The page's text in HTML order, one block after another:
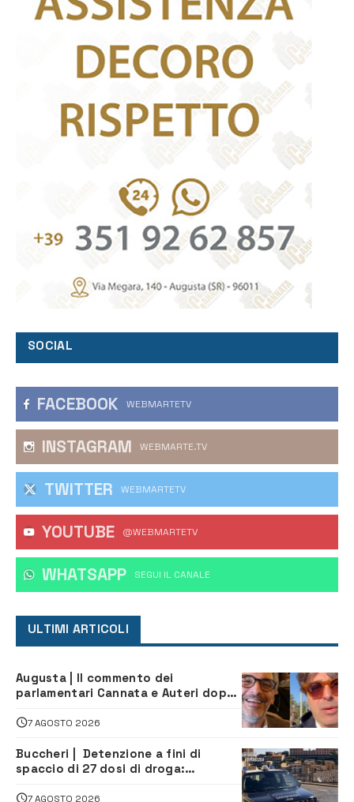
SOCIAL
FACEBOOK WEBMARTETV
INSTAGRAM WEBMARTE.TV
TWITTER WEBMARTETV
YOUTUBE @WEBMARTETV
WHATSAPP ‎SEGUI IL CANALE
ULTIMI ARTICOLI
Augusta | Il commento dei
parlamentari Cannata e Auteri dopo
depuratore
7 AGOSTO 2026
Buccheri | Detenzione a fini di
spaccio di 27 dosi di droga:
7 AGOSTO 2026